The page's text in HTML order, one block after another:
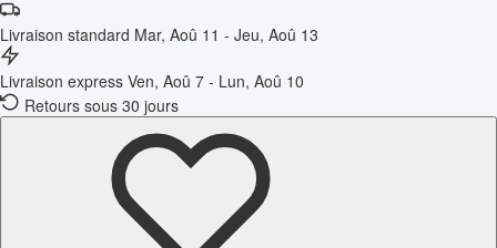
Livraison standard Mar, Aoû 11 - Jeu, Aoû 13
Livraison express Ven, Aoû 7 - Lun, Aoû 10
Retours sous 30 jours